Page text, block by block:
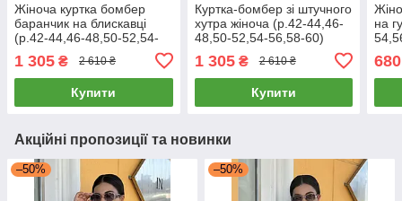
Жіноча куртка бомбер
баранчик на блискавці
(р.42-44,46-48,50-52,54-
1 305 ₴ 2 610 ₴
Купити
Куртка-бомбер зі штучного
хутра жіноча (р.42-44,46-
48,50-52,54-56,58-60)
1 305₴ 2 610 ₴
Купити
на
680
Акційні пропозиції та новинки
–50% –50%